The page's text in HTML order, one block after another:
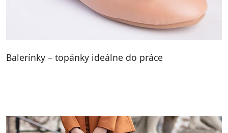
Balerínky – topánky ideálne do práce